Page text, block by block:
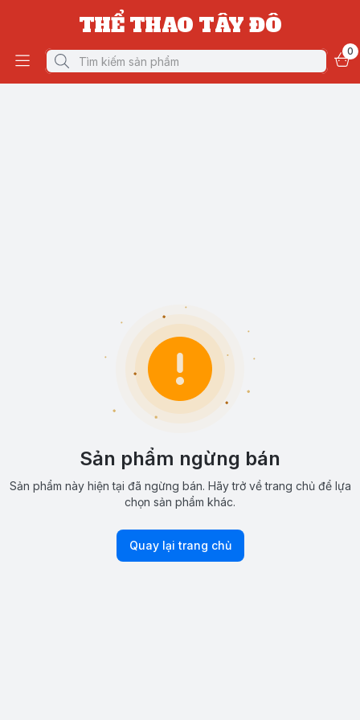
THỂ THAO TÂY ĐÔ
0
Sản phẩm ngừng bán
Sản phẩm này hiện tại đã ngừng bán. Hãy trở về trang chủ để lựa
chọn sản phẩm khác.
Quay lại trang chủ